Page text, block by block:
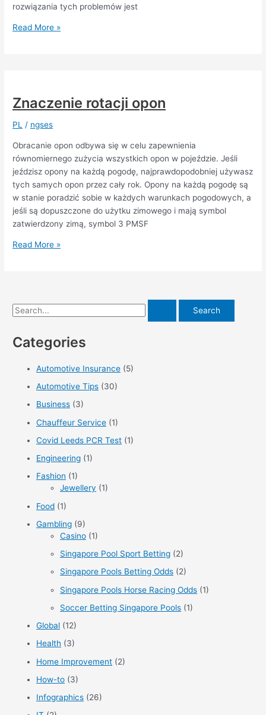
rozwiązania tych problemów jest
Opony,
nawierzchni
do
jazdy
w
ulewnym
deszczu
Read More »
Znaczenie rotacji opon
PL / ngses
Obracanie opon odbywa się w celu zapewnienia
równomiernego zużycia wszystkich opon w pojeździe. Jeśli
jeździsz opony na każdą pogodę, najprawdopodobniej używasz
tych samych opon przez cały rok. Opony na każdą pogodę są
w stanie poradzić sobie w każdych warunkach pogodowych, a
jeśli są dopuszczone do użytku zimowego i mają symbol
zatwierdzony zimą, symbol 3 PMSF
Znaczenie
Read More »
S
a
Categories
Automotive Insurance (5)
Automotive Tips (30)
Business (3)
Chauffeur Service (1)
Covid Leeds PCR Test (1)
Engineering (1)
Fashion (1)
Jewellery (1)
Food (1)
Gambling (9)
Casino (1)
Singapore Pool Sport Betting (2)
Singapore Pools Betting Odds (2)
Singapore Pools Horse Racing Odds (1)
Soccer Betting Singapore Pools (1)
Global (12)
Health (3)
Home Improvement (2)
How-to (3)
Infographics (26)